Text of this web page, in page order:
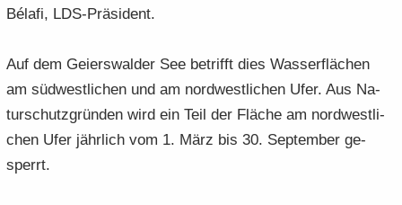
Bélafi, LDS-​Präsident.
Auf dem Gei­ers­wal­der See be­trifft dies Was­ser­flä­chen
am süd­west­li­chen und am nord­west­li­chen Ufer. Aus Na­
tur­schutz­grün­den wird ein Teil der Flä­che am nord­west­li­
chen Ufer jähr­lich vom 1. März bis 30. Sep­tem­ber ge­
sperrt.